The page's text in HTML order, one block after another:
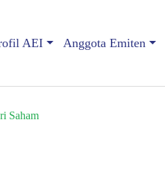
AEI Anggota Emiten
Saham